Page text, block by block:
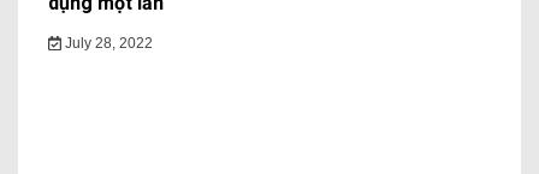
July 28, 2022